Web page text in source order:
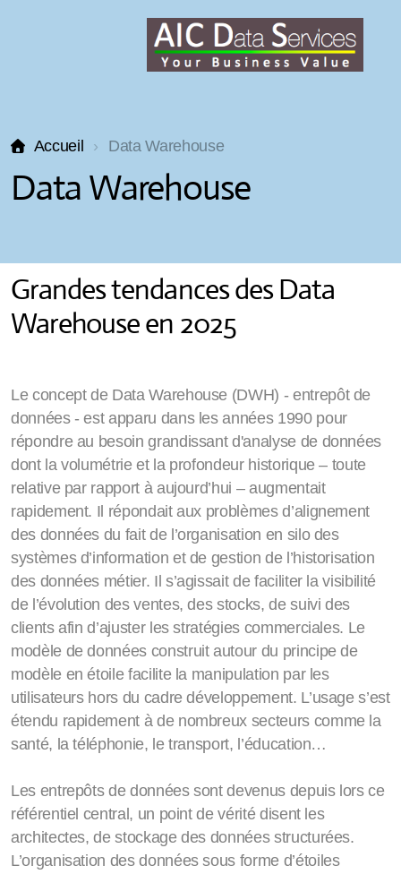
Accueil Data Warehouse
Data Warehouse
Grandes tendances des Data
Warehouse en 2025
Le concept de Data Warehouse (DWH) - entrepôt de
données - est apparu dans les années 1990 pour
répondre au besoin grandissant d'analyse de données
dont la volumétrie et la profondeur historique – toute
relative par rapport à aujourd’hui – augmentait
rapidement. Il répondait aux problèmes d’alignement
des données du fait de l’organisation en silo des
systèmes d’information et de gestion de l’historisation
des données métier. Il s’agissait de faciliter la visibilité
de l’évolution des ventes, des stocks, de suivi des
clients afin d’ajuster les stratégies commerciales. Le
modèle de données construit autour du principe de
modèle en étoile facilite la manipulation par les
utilisateurs hors du cadre développement. L’usage s’est
étendu rapidement à de nombreux secteurs comme la
santé, la téléphonie, le transport, l’éducation…
Les entrepôts de données sont devenus depuis lors ce
référentiel central, un point de vérité disent les
architectes, de stockage des données structurées.
L’organisation des données sous forme d’étoiles